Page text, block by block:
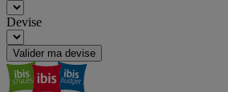
Devise
Valider ma devise